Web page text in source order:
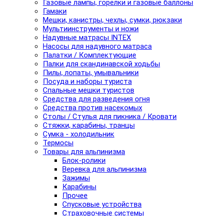
Газовые лампы, горелки и газовые баллоны
Гамаки
Мешки, канистры, чехлы, сумки, рюкзаки
Мультиинструменты и ножи
Надувные матрасы INTEX
Насосы для надувного матраса
Палатки / Комплектующие
Палки для скандинавской ходьбы
Пилы, лопаты, умывальники
Посуда и наборы туриста
Спальные мешки туристов
Средства для разведения огня
Средства против насекомых
Столы / Стулья для пикника / Кровати
Стяжки, карабины, транцы
Сумка - холодильник
Термосы
Товары для альпинизма
Блок-ролики
Веревка для альпинизма
Зажимы
Карабины
Прочее
Спусковые устройства
Страховочные системы